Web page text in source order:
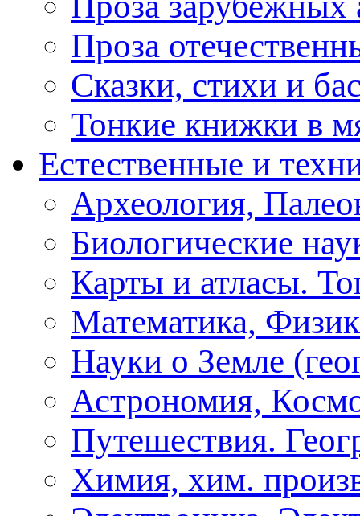
Проза
Сказки, стихи и
Тонкие книжки в
Естественные и
Археология,
Биологические
Карты и атласы.
Математика,
Науки о Земле
Астрономия,
Путешествия.
Химия, хим.